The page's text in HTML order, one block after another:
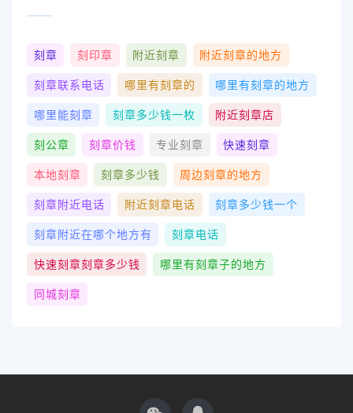
刻章 刻印章 附近刻章 附近刻章的地方
刻章联系电话 哪里有刻章的 哪里有刻章的地方
哪里能刻章 刻章多少钱一枚 附近刻章店
刻公章 刻章价钱 专业刻章 快速刻章
本地刻章 刻章多少钱 周边刻章的地方
刻章附近电话 附近刻章电话 刻章多少钱一个
刻章附近在哪个地方有 刻章电话
快速刻章刻章多少钱 哪里有刻章子的地方
同城刻章